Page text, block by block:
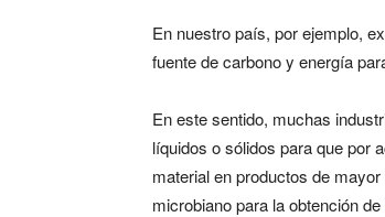
En nuestro país, por ejemplo,
fuente de carbono y energía
En este sentido, muchas
líquidos o sólidos para que por
material en productos de
microbiano para la obtención de